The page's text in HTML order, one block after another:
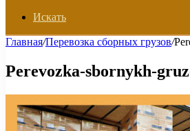
Искать
Главная/Перевозка сборных грузов/
Perevozka-sbornykh-